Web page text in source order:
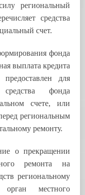
региональный
средства
счет.
фонда
выплата кредита
для
фонда
счете, или
региональным
ремонту.
о прекращении
ремонта на
региональному
местного